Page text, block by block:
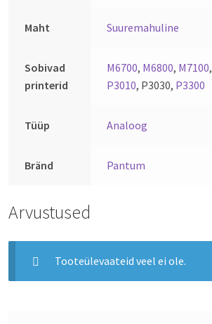
Maht Suuremahuline
Sobivad
printerid
M6700, M6800, M7100,
P3010, P3030, P3300
Tüüp Analoog
Bränd Pantum
Arvustused
Tooteülevaateid veel ei ole.